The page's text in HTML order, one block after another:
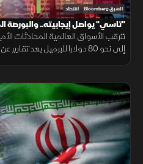
الشرق Bloomberg اقتصاد
"تاسي" يواصل إيجابيته..
جديد
تترقب الأسواق العالمية المحادثات
إلى نحو 80 دولارا للبرميل بعد